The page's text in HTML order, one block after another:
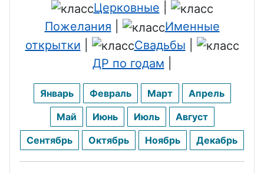
Церковные
Пожелания
Именные
открытки
Свадьбы
ДР по годам
Январь Февраль Март
Апрель
Май
Июнь Июль
Август
Сентябрь
Октябрь Ноябрь Декабрь